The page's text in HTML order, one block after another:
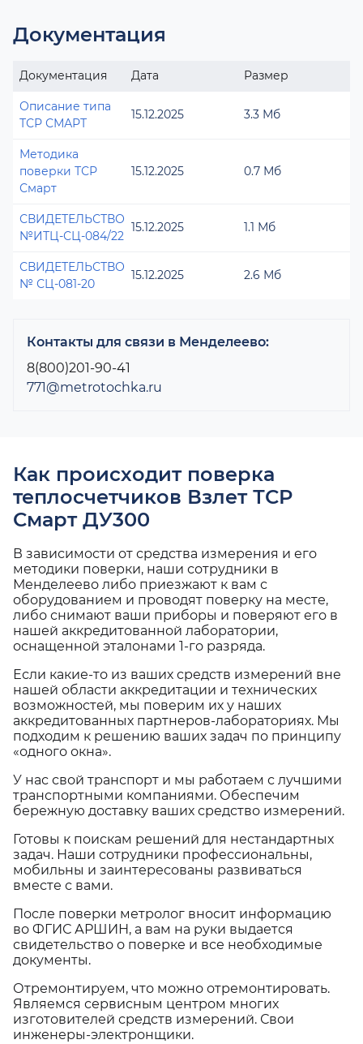
Документация
Документация Дата Размер
Описание типа
ТСР СМАРТ
15.12.2025 3.3 Мб
Методика
поверки ТСР
Смарт
15.12.2025 0.7 Мб
СВИДЕТЕЛЬСТВО
№ИТЦ-СЦ-084/22
15.12.2025 1.1 Мб
СВИДЕТЕЛЬСТВО
№ СЦ-081-20
15.12.2025 2.6 Мб
Контакты для связи в Менделеево:
8(800)201-90-41
771@metrotochka.ru
Как происходит поверка
теплосчетчиков Взлет ТСР
Смарт ДУ300
В зависимости от средства измерения и его
методики поверки, наши сотрудники в
Менделеево либо приезжают к вам с
оборудованием и проводят поверку на месте,
либо снимают ваши приборы и поверяют его в
нашей аккредитованной лаборатории,
оснащенной эталонами 1-го разряда.
Если какие-то из ваших средств измерений вне
нашей области аккредитации и технических
возможностей, мы поверим их у наших
аккредитованных партнеров-лабораториях. Мы
подходим к решению ваших задач по принципу
«одного окна».
У нас свой транспорт и мы работаем с лучшими
транспортными компаниями. Обеспечим
бережную доставку ваших средство измерений.
Готовы к поискам решений для нестандартных
задач. Наши сотрудники профессиональны,
мобильны и заинтересованы развиваться
вместе с вами.
После поверки метролог вносит информацию
во ФГИС АРШИН, а вам на руки выдается
свидетельство о поверке и все необходимые
документы.
Отремонтируем, что можно отремонтировать.
Являемся сервисным центром многих
изготовителей средств измерений. Свои
инженеры-электронщики.